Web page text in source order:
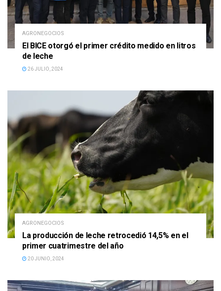
AGRONEGOCIOS
El BICE otorgó el primer crédito medido en litros
de leche
26 JULIO, 2024
AGRONEGOCIOS
La producción de leche retrocedió 14,5% en el
primer cuatrimestre del año
20 JUNIO, 2024